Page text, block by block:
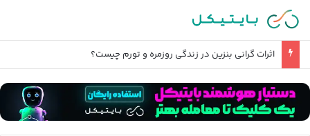
اثرات گرانی بنزین در زندگی روزمره و تورم چیست؟